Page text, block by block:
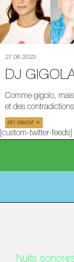
27.06.2023
DJ
Comme gigolo,
et des
en savoir +
[custom-twitter-feeds]
Nuits